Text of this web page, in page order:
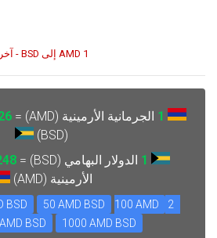
1 AMD إلى BSD - آخر تحديث للأسعار (09:37 GMT)
1 الجرمانية الأرمينية (AMD) =
(BSD)
1 الدولار البهامي (BSD) =
الأرمينية (AMD)
2 AMD BSD
BSD 50 AMD BSD
100 AMD
BSD 1000 AMD BSD